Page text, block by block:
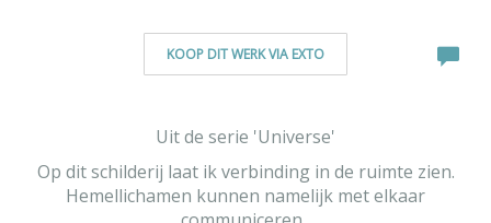
KOOP DIT WERK VIA EXTO
Uit de serie 'Universe'
Op dit schilderij laat ik verbinding in de ruimte zien.
Hemellichamen kunnen namelijk met elkaar